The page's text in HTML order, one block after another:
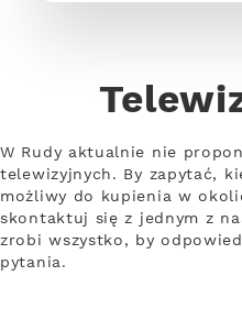
W Rudy aktualnie nie
telewizyjnych. By zapytać,
możliwy do kupienia w
skontaktuj się z jednym z
zrobi wszystko, by
pytania.